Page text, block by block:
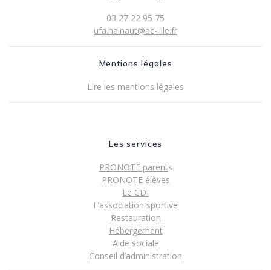
03 27 22 95 75
ufa.hainaut@ac-lille.fr
Mentions légales
Lire les mentions légales
Les services
PRONOTE parents
PRONOTE élèves
Le CDI
L’association sportive
Restauration
Hébergement
Aide sociale
Conseil d’administration